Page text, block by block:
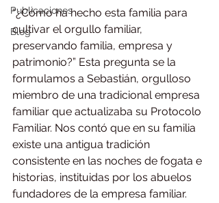
Publicaciones
Blog
“¿Cómo ha hecho esta familia para
cultivar el orgullo familiar,
preservando familia, empresa y
patrimonio?” Esta pregunta se la
formulamos a Sebastián, orgulloso
miembro de una tradicional empresa
familiar que actualizaba su Protocolo
Familiar. Nos contó que en su familia
existe una antigua tradición
consistente en las noches de fogata e
historias, instituidas por los abuelos
fundadores de la empresa familiar.